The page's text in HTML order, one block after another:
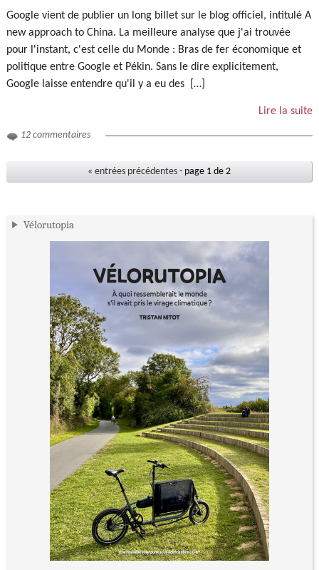
Google vient de publier un long billet sur le blog officiel, intitulé A
new approach to China. La meilleure analyse que j'ai trouvée
pour l'instant, c'est celle du Monde : Bras de fer économique et
politique entre Google et Pékin. Sans le dire explicitement,
Google laisse entendre qu'il y a eu des […]
Lire la suite
12 commentaires
« entrées précédentes - page 1 de 2
Vélorutopia